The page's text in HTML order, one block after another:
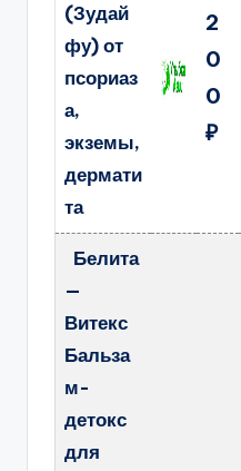
(Зудай
фу) от
псориаз
а,
экземы,
дермати
та
2
0
0
₽
Белита
—
Витекс
Бальза
м-
детокс
для